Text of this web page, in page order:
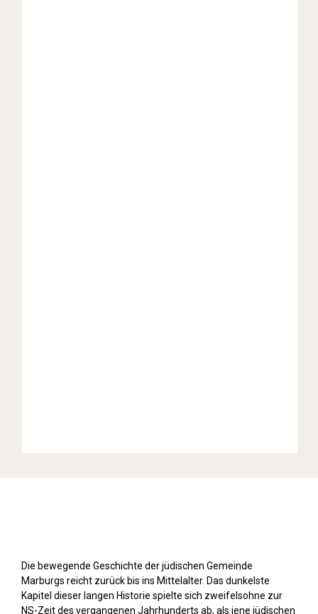
Die bewegende Geschichte der jüdischen Gemeinde
Marburgs reicht zurück bis ins Mittelalter. Das dunkelste
Kapitel dieser langen Historie spielte sich zweifelsohne zur
NS-Zeit des vergangenen Jahrhunderts ab, als jene jüdischen